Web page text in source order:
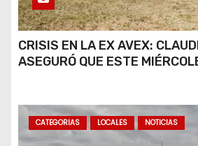
CRISIS EN LA EX AVEX:
ASEGURÓ QUE ESTE
CATEGORIAS LOCALES NOTICIAS